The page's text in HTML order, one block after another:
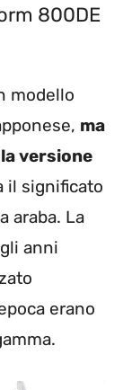
800DE
modello
ma
versione
il significato
araba. La
anni
erano